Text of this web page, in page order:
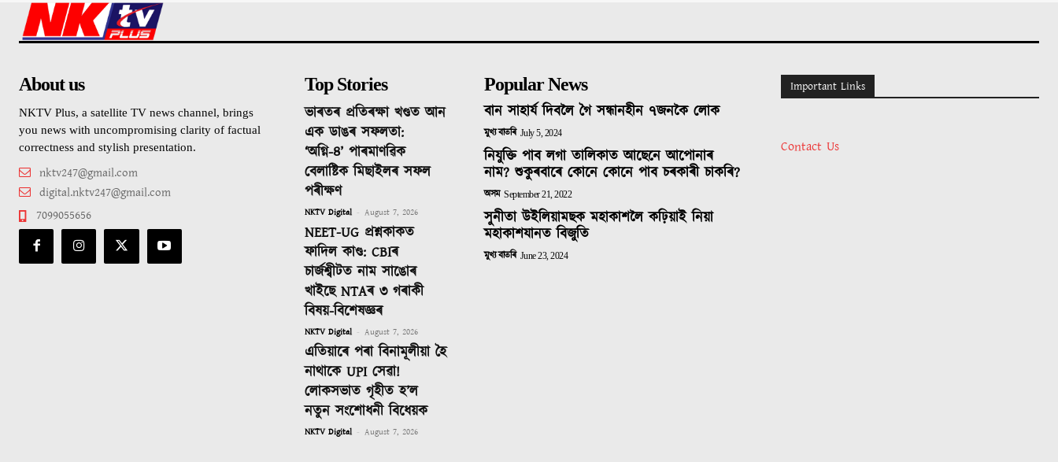
About us
NKTV Plus, a satellite TV news channel, brings
you news with uncompromising clarity of factual
correctness and stylish presentation.
nktv247@gmail.com
digital.nktv247@gmail.com
7099055656
Top Stories
ভাৰতৰ প্ৰতিৰক্ষা খণ্ডত আন
এক ডাঙৰ সফলতা:
‘অগ্নি-৪’ পাৰমাণৱিক
বেলাষ্টিক মিছাইলৰ সফল
পৰীক্ষণ
NKTV Digital - August 7, 2026
NEET-UG প্ৰশ্নকাকত
ফাদিল কাণ্ড: CBIৰ
চাৰ্জশ্বীটত নাম সাঙোৰ
খাইছে NTAৰ ৩ গৰাকী
বিষয়-বিশেষজ্ঞৰ
NKTV Digital - August 7, 2026
এতিয়াৰে পৰা বিনামূলীয়া হৈ
নাথাকে UPI সেৱা!
লোকসভাত গৃহীত হ’ল
নতুন সংশোধনী বিধেয়ক
NKTV Digital - August 7, 2026
Popular News
বান সাহাৰ্য দিবলৈ গৈ সন্ধানহীন ৭জনকৈ লোক
মুখ্য বাতৰি July 5, 2024
নিযুক্তি পাব লগা তালিকাত আছেনে আপোনাৰ
নাম? শুকুৰবাৰে কোনে কোনে পাব চৰকাৰী চাকৰি?
অসম September 21, 2022
সুনীতা উইলিয়ামছক মহাকাশলৈ কঢ়িয়াই নিয়া
মহাকাশযানত বিজুতি
মুখ্য বাতৰি June 23, 2024
Important Links
Contact Us